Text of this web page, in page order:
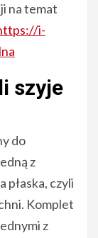
na temat
i-
szyje
do
z
płaska, czyli
Komplet
z